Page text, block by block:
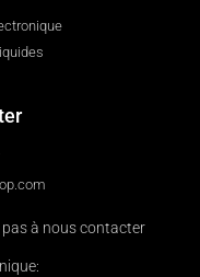
pas à nous contacter